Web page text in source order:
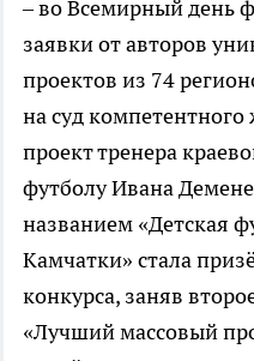
– во Всемирный день
заявки от авторов
проектов из 74
на суд
проект тренера
футболу Ивана
названием «Детская
Камчатки» стала
конкурса, заняв
«Лучший массовый